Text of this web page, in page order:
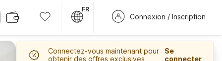
FR
Connexion / Inscription
Connectez-vous maintenant pour
obtenir des offres exclusives
Se
connecter